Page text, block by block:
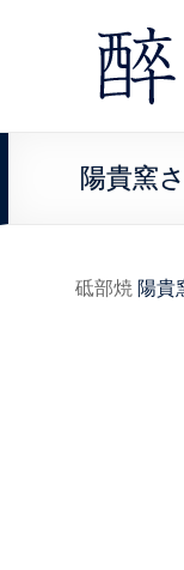
陽貴窯
砥部焼 陽貴